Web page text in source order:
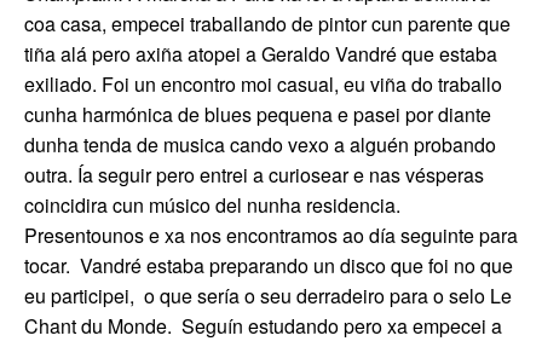
coa casa, empecei traballando de pintor cun parente que
tiña alá pero axiña atopei a Geraldo Vandré que estaba
exiliado. Foi un encontro moi casual, eu viña do traballo
cunha harmónica de blues pequena e pasei por diante
dunha tenda de musica cando vexo a alguén probando
outra. Ía seguir pero entrei a curiosear e nas vésperas
coincidira cun músico del nunha residencia.
Presentounos e xa nos encontramos ao día seguinte para
tocar. Vandré estaba preparando un disco que foi no que
eu participei, o que sería o seu derradeiro para o selo Le
Chant du Monde. Seguín estudando pero xa empecei a